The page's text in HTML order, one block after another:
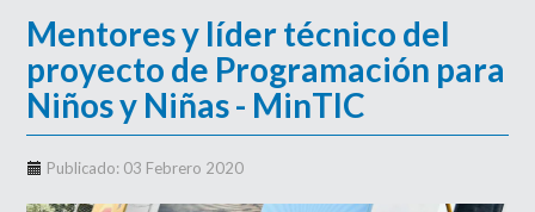
Mentores y líder técnico del
proyecto de Programación para
Niños y Niñas - MinTIC
Publicado: 03 Febrero 2020